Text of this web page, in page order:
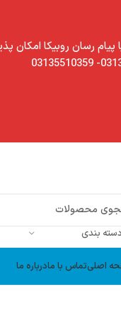
رسان روبیکا امکان
بندی
اصلیتماس با مادرباره ما